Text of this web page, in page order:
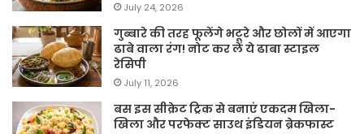
July 24, 2026
गुब्बारे की तरह फूलेंगे भटूरे और छोलों में आएगा
ढाबे वाला रंग! नोट कर लें ये ढाबा स्टाइल
रेसिपी
July 11, 2026
बस इस सीक्रेट ट्रिक से बनाएं एकदम खिला-
खिला और परफेक्ट साउथ इंडियन ब्रेकफास्ट